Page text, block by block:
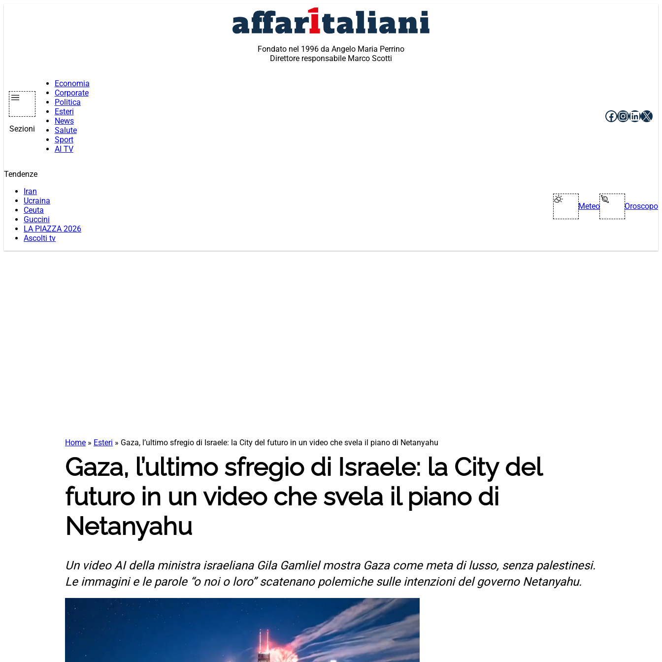
Fondato nel 1996 da Angelo Maria Perrino
Direttore responsabile Marco Scotti
Sezioni
Economia
Corporate
Politica
Esteri
News
Salute
Sport
AI TV
Facebook
X
Tendenze
Iran
Ucraina
Ceuta
Guccini
LA PIAZZA 2026
Ascolti tv
Meteo Oroscopo
Home » Esteri » Gaza, l’ultimo sfregio di Israele: la City del futuro in un video che svela il piano di Netanyahu
Gaza, l’ultimo sfregio di Israele: la City del
futuro in un video che svela il piano di
Netanyahu
Un video AI della ministra israeliana Gila Gamliel mostra Gaza come meta di lusso, senza palestinesi.
Le immagini e le parole “o noi o loro” scatenano polemiche sulle intenzioni del governo Netanyahu.